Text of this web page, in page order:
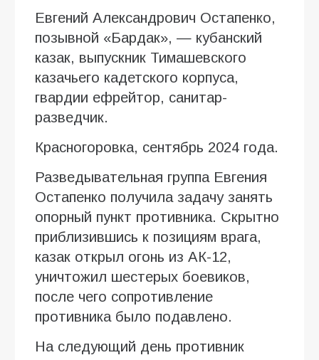
Евгений Александрович Остапенко,
позывной «Бардак», — кубанский
казак, выпускник Тимашевского
казачьего кадетского корпуса,
гвардии ефрейтор, санитар-
разведчик.
Красногоровка, сентябрь 2024 года.
Разведывательная группа Евгения
Остапенко получила задачу занять
опорный пункт противника. Скрытно
приблизившись к позициям врага,
казак открыл огонь из АК-12,
уничтожил шестерых боевиков,
после чего сопротивление
противника было подавлено.
На следующий день противник